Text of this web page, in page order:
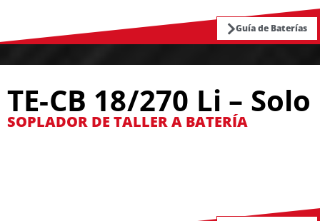
Guía de Baterías
TE-CB 18/270 Li – Solo
SOPLADOR DE TALLER A BATERÍA